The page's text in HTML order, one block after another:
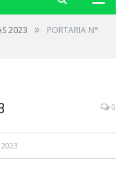
2023 »
PORTARIA N°
0